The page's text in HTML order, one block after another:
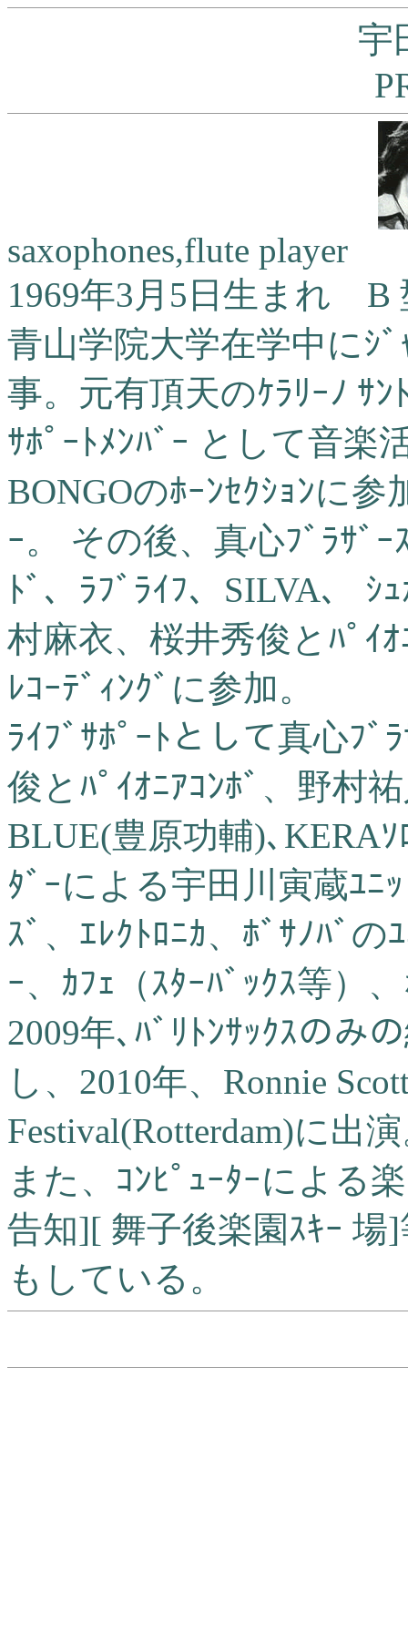
宇
saxophones,flute player
1969年3月5日生まれ B
青山学院大学在学中にｼ
事。元有頂天のｹﾗﾘｰﾉ ｻﾝ
ｻﾎﾟｰﾄﾒﾝﾊﾞｰ として音楽
BONGOのﾎｰﾝｾｸｼｮﾝに参
ｰ。 その後、真心ﾌﾞﾗｻﾞ
ﾄﾞ、ﾗﾌﾞﾗｲﾌ、SILVA、
村麻衣、桜井秀俊とﾊﾟｲｵ
ﾚｺｰﾃﾞｨﾝｸﾞに参加。
ﾗｲﾌﾞｻﾎﾟｰﾄとして真心ﾌ
俊とﾊﾟｲｵﾆｱｺﾝﾎﾞ、野村
BLUE(豊原功輔)､KERA
ﾀﾞｰによる宇田川寅蔵ﾕﾆｯ
ｽﾞ、ｴﾚｸﾄﾛﾆｶ、ﾎﾞｻﾉﾊﾞの
ｰ、ｶﾌｪ（ｽﾀｰﾊﾞｯｸｽ等）
2009年､ﾊﾞﾘﾄﾝｻｯｸｽのみ
し、2010年、Ronnie
Festival(Rotterdam)に出
また、ｺﾝﾋﾟｭｰﾀｰによる
告知][ 舞子後楽園ｽｷｰ 場
もしている。